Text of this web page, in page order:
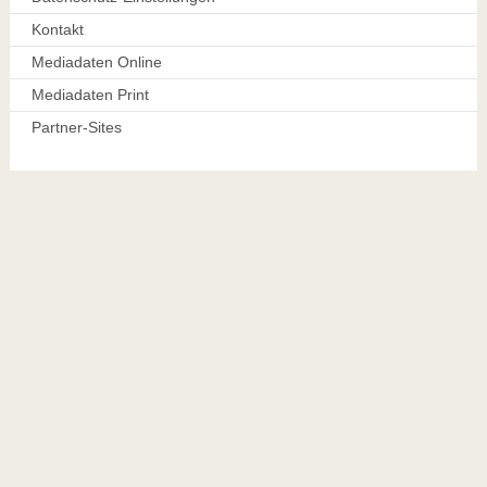
Kontakt
Mediadaten Online
Mediadaten Print
Partner-Sites